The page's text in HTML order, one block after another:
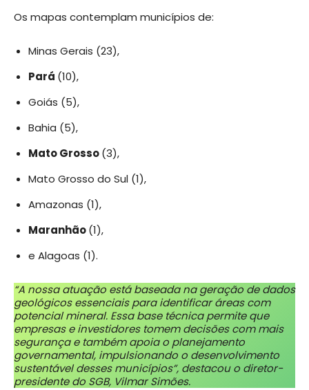
Os mapas contemplam municípios de:
Minas Gerais (23),
Pará (10),
Goiás (5),
Bahia (5),
Mato Grosso(3),
Mato Grosso do Sul (1),
Amazonas (1),
Maranhão(1),
e Alagoas (1).
“A nossa atuação está baseada na geração de dados
geológicos essenciais para identificar áreas com
potencial mineral. Essa base técnica permite que
empresas e investidores tomem decisões com mais
segurança e também apoia o planejamento
governamental, impulsionando o desenvolvimento
sustentável desses municípios”, destacou o diretor-
presidente do SGB, Vilmar Simões.